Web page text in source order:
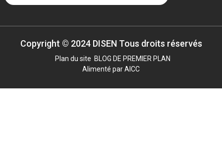
Copyright © 2024 DISEN Tous droits réservés
Plan du site BLOG DE PREMIER PLAN
Alimenté parAICC